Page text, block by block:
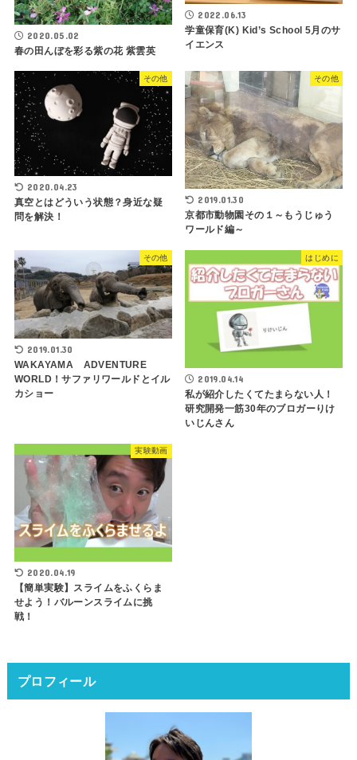
2020.05.02
春の田んぼを彩る紫の花 紫雲英
2022.06.13
学童保育(K) Kid’s School 5月のサ
イエンス
その他
2020.04.23
真空とはどういう状態？身近な疑
問を解決！
その他
2019.01.30
京都市動物園その１～もうじゅう
ワールド編～
その他
2019.01.30
WAKAYAMA ADVENTURE
WORLD！サファリワールドとイル
カショー
はじめに
2019.04.14
私が紹介したくてたまらない人！
研究開発一筋30年のブロガーりけ
いじんさん
実験動画
2020.04.19
【簡単実験】スライムをふくらま
せよう！バルーンスライムに挑
戦！
プロフィール